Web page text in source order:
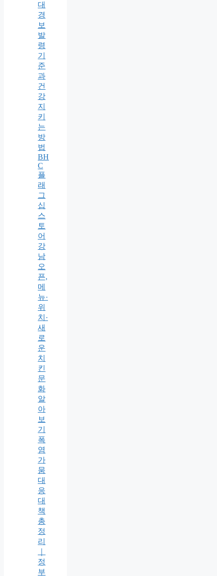
대
경
보
발
령
기
준
과
건
강
지
키
는
방
법
BH
C
플
래
그
십
스
토
어
강
남
오
픈,
메
뉴·
위
치·
새
로
운
치
킨
문
화
알
아
보
기
폭
염
가
뭄
대
응
대
책
총
정
리
정
부